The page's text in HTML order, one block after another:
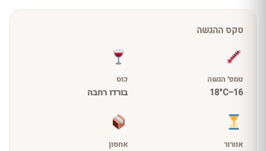
טקס ההגשה
טמפ׳ הגשה
16–18°C
כוס
בורדו רחבה
אוורור אחסון